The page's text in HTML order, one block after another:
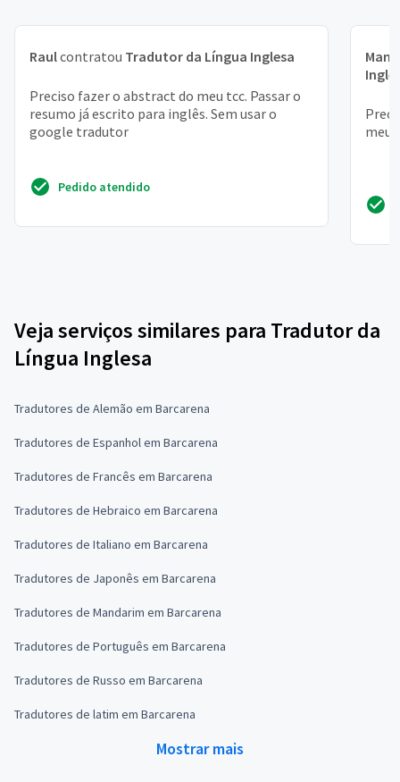
Raulcontratou Tradutor da Língua Inglesa
Preciso fazer o abstract do meu tcc. Passar o
resumo já escrito para inglês. Sem usar o
google tradutor
Pedido atendido
meu
Veja serviços similares para Tradutor da
Língua Inglesa
Tradutores de Alemão em Barcarena
Tradutores de Espanhol em Barcarena
Tradutores de Francês em Barcarena
Tradutores de Hebraico em Barcarena
Tradutores de Italiano em Barcarena
Tradutores de Japonês em Barcarena
Tradutores de Mandarim em Barcarena
Tradutores de Português em Barcarena
Tradutores de Russo em Barcarena
Tradutores de latim em Barcarena
Mostrar mais